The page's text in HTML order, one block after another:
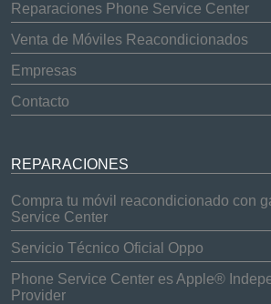
Reparaciones Phone Service Center
Venta de Móviles Reacondicionados
Empresas
Contacto
REPARACIONES
Compra tu móvil reacondicionado con
Service Center
Servicio Técnico Oficial Oppo
Phone Service Center es Apple®
Provider